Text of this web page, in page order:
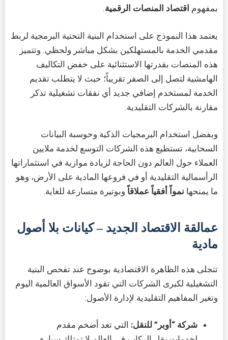
بمفهوم اقتصاد المنصات الرقمية.
يعتمد هذا النموذج على استخدام البنية التحتية البرمجية لربط
مقدمي الخدمة بالمستهلكين بشكل مباشر ولحظي. وتتميز
هذه المنصات بقدرتها الاستثنائية على خفض التكاليف
الهامشية لتصل إلى الصفر تقريباً؛ حيث لا يتطلب تقديم
الخدمة لمستخدم إضافي جديد أي نفقات تشغيلية تذكر
مقارنة بالشركات التقليدية.
وبفضل استخدام البرمجيات الذكية وحوسبة البيانات
السحابية، تستطيع هذه الشركات التوسع لخدمة ملايين
العملاء حول العالم دون الحاجة لزيادة موازية في استثماراتها
الرأسمالية التقليدية أو في فروعها المادية على الأرض، وهو
ما يمنحها نمواً أفقياً عملاقاً وبوتيرة متسارعة للغاية.
عمالقة الاقتصاد الجديد – كيانات بلا أصول
مادية
تتجلى هذه الظاهرة الاقتصادية بوضوح عند تفحص البنية
التشغيلية لكبرى الشركات التي تقود الأسواق العالمية اليوم
وتغير المفاهيم التقليدية لإدارة الأصول:
شركة “أوبر” للنقل: التي تعد أضخم مقدم